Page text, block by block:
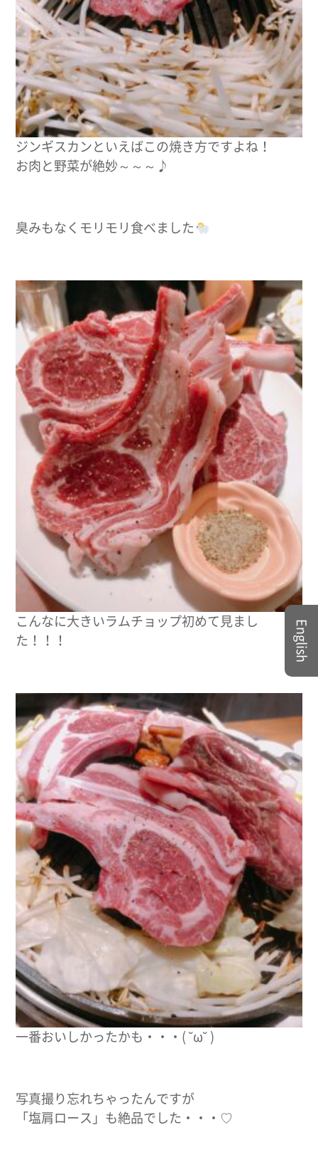
ジンギスカンといえばこの焼き方ですよね！
お肉と野菜が絶妙～～～♪
臭みもなくモリモリ食べました
こんなに大きいラムチョップ初めて見まし
た！！！
一番おいしかったかも・・・( ˘ω˘ )
写真撮り忘れちゃったんですが
「塩肩ロース」も絶品でした・・・♡
English